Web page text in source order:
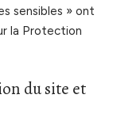
sensibles » ont
la Protection
du site et